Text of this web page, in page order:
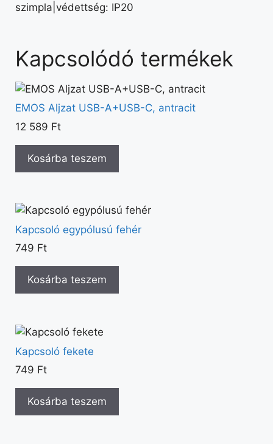
szimpla|védettség: IP20
Kapcsolódó termékek
EMOS Aljzat USB-A+USB-C, antracit
12 589 Ft
Kosárba teszem
Kapcsoló egypólusú fehér
749 Ft
Kosárba teszem
Kapcsoló fekete
749 Ft
Kosárba teszem